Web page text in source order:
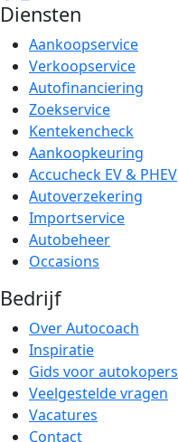
Diensten
Aankoopservice
Verkoopservice
Autofinanciering
Zoekservice
Kentekencheck
Aankoopkeuring
Accucheck EV & PHEV
Autoverzekering
Importservice
Autobeheer
Occasions
Bedrijf
Over Autocoach
Inspiratie
Gids voor autokopers
Veelgestelde vragen
Vacatures
Contact